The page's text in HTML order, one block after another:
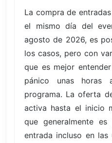
La compra de
el mismo día del
agosto de 2026, es
los casos, pero con
que es mejor
pánico unas horas
programa. La oferta
activa hasta el inicio
que generalmente
entrada incluso en